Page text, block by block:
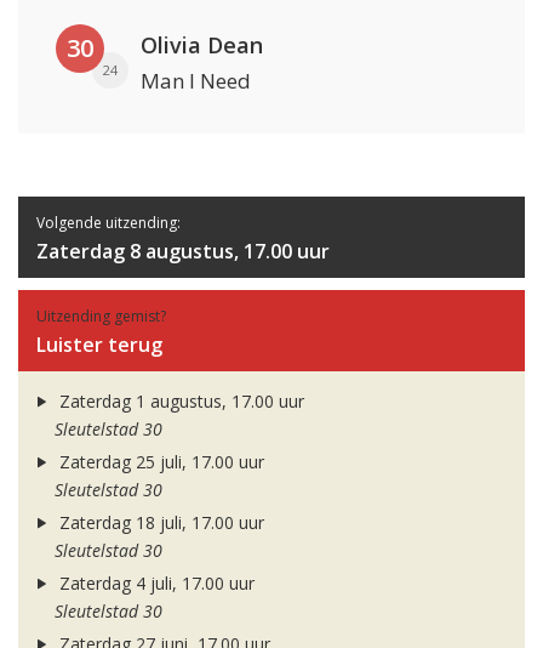
30
24
Olivia Dean
Man I Need
Volgende uitzending:
Zaterdag 8 augustus, 17.00 uur
Uitzending gemist?
Luister terug
Zaterdag 1 augustus, 17.00 uur
Sleutelstad 30
Zaterdag 25 juli, 17.00 uur
Sleutelstad 30
Zaterdag 18 juli, 17.00 uur
Sleutelstad 30
Zaterdag 4 juli, 17.00 uur
Sleutelstad 30